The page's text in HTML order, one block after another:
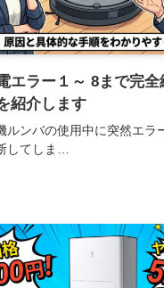
エラー１～ 8まで完
紹介します
ルンバの使用中に突然エラ
してしま…